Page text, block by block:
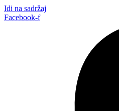
Idi na sadržaj
Facebook-f